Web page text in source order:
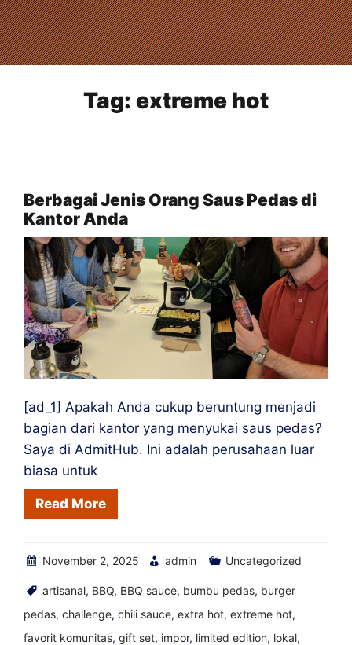
Tag: extreme hot
Berbagai Jenis Orang Saus Pedas di
Kantor Anda
[ad_1] Apakah Anda cukup beruntung menjadi
bagian dari kantor yang menyukai saus pedas?
Saya di AdmitHub. Ini adalah perusahaan luar
biasa untuk
Read More
November 2, 2025 admin Uncategorized
artisanal, BBQ, BBQ sauce, bumbu pedas, burger
pedas, challenge, chili sauce, extra hot, extreme hot,
favorit komunitas, gift set, impor, limited edition, lokal,